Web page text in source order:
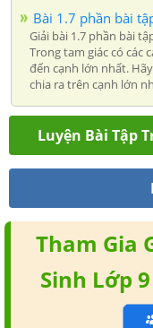
Bài 1.7 phần bài
Giải bài 1.7 phần bài
Trong tam giác có các
đến cạnh lớn nhất.
chia ra trên cạnh lớn
Luyện Bài Tập
Tham Gia
Sinh Lớp